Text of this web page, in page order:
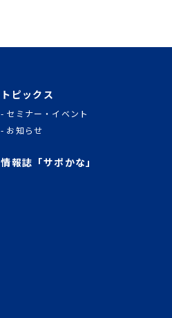
トピックス
セミナー・イベント
お知らせ
情報誌「サポかな」